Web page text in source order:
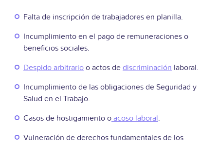
Falta de inscripción de trabajadores en planilla.
Incumplimiento en el pago de remuneraciones o
beneficios sociales.
Despido arbitrario o actos de discriminación laboral.
Incumplimiento de las obligaciones de Seguridad y
Salud en el Trabajo.
Casos de hostigamiento o acoso laboral.
Vulneración de derechos fundamentales de los